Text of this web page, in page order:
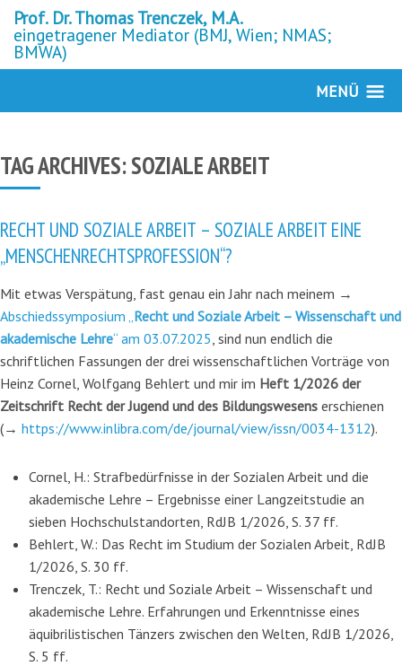
Prof. Dr. Thomas Trenczek, M.A.
eingetragener Mediator (BMJ, Wien; NMAS;
BMWA)
MENÜ
TAG ARCHIVES:SOZIALE ARBEIT
RECHT UND SOZIALE ARBEIT – SOZIALE ARBEIT EINE
„MENSCHENRECHTSPROFESSION“?
Mit etwas Verspätung, fast genau ein Jahr nach meinem →
Abschiedssymposium „Recht und Soziale Arbeit – Wissenschaft und
akademische Lehre“ am 03.07.2025, sind nun endlich die
schriftlichen Fassungen der drei wissenschaftlichen Vorträge von
Heinz Cornel, Wolfgang Behlert und mir im Heft 1/2026 der
Zeitschrift Recht der Jugend und des Bildungswesens erschienen
(→ https://www.inlibra.com/de/journal/view/issn/0034-1312).
Cornel, H.: Strafbedürfnisse in der Sozialen Arbeit und die
akademische Lehre – Ergebnisse einer Langzeitstudie an
sieben Hochschulstandorten, RdJB 1/2026, S. 37 ff.
Behlert, W.: Das Recht im Studium der Sozialen Arbeit, RdJB
1/2026, S. 30 ff.
Trenczek, T.: Recht und Soziale Arbeit – Wissenschaft und
akademische Lehre. Erfahrungen und Erkenntnisse eines
äquibrilistischen Tänzers zwischen den Welten, RdJB 1/2026,
S. 5 ff.